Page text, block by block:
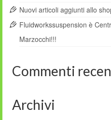
Nuovi articoli aggiunti allo
Fluidworkssuspension è
Marzocchi!!!
Commenti
Archivi